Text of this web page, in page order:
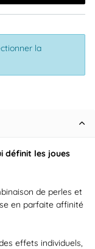
la
définit les joues
de perles et
en parfaite affinité
effets individuels,